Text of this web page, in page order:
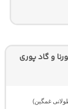
و گاد پوری